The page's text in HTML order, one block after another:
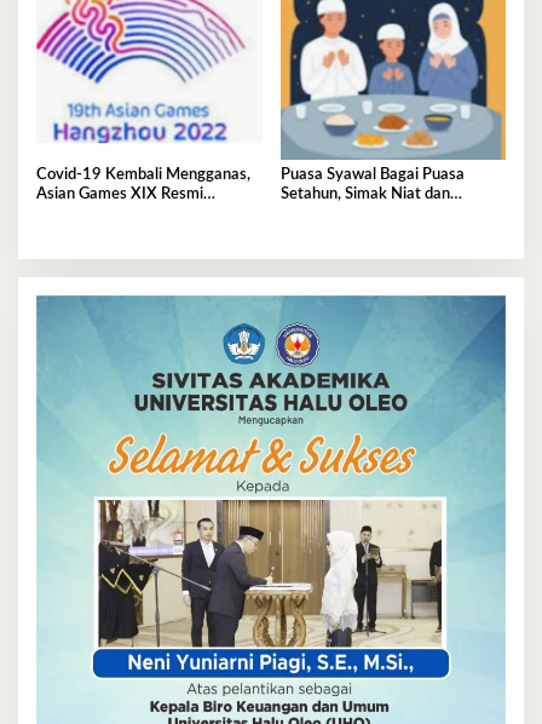
Covid-19 Kembali Mengganas,
Asian Games XIX Resmi
Puasa Syawal Bagai Puasa
Setahun, Simak Niat dan